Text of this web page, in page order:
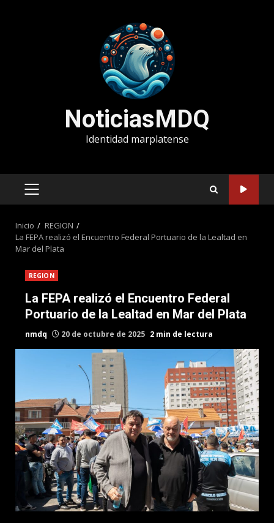
NoticiasMDQ
Identidad marplatense
MENÚ
Inicio
REGION
La FEPA realizó el Encuentro Federal Portuario de la Lealtad en
Mar del Plata
REGION
La FEPA realizó el Encuentro Federal
Portuario de la Lealtad en Mar del Plata
nmdq 20 de octubre de 2025 2 min de lectura